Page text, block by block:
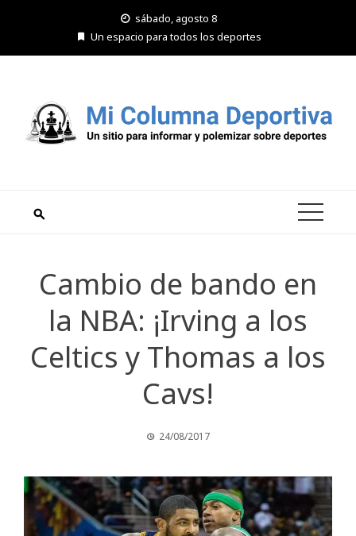
sábado, agosto 8
Un espacio para todos los deportes
Cambio de bando en
la NBA: ¡Irving a los
Celtics y Thomas a los
Cavs!
24/08/2017